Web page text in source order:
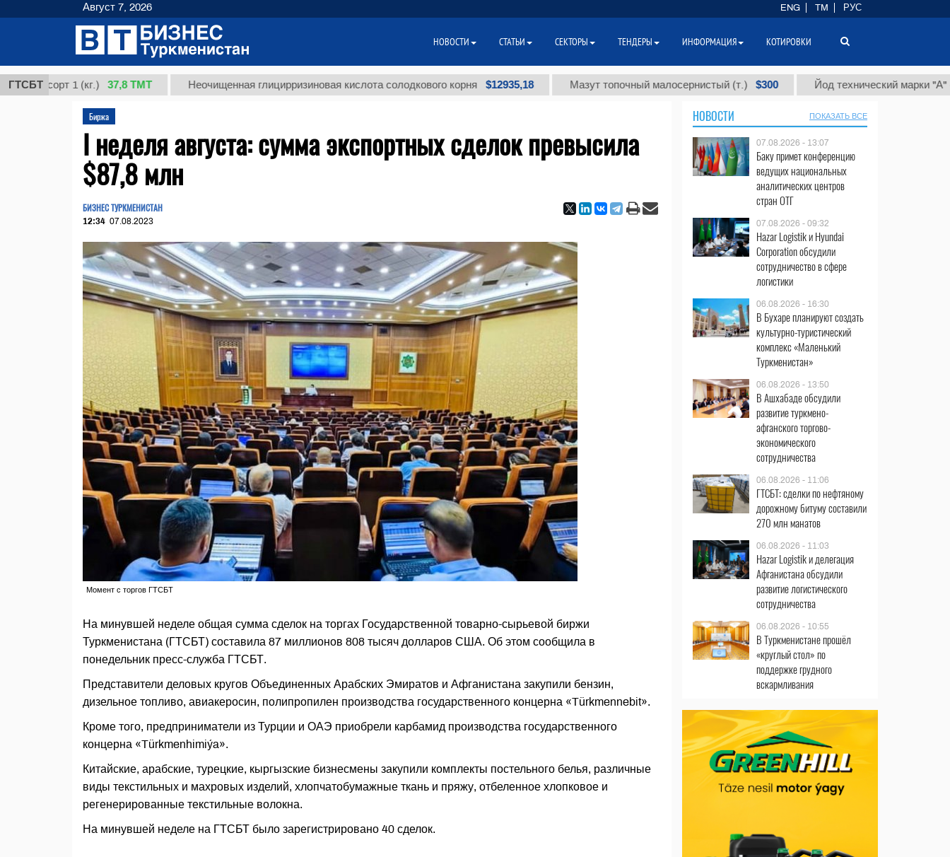
ГТСБТ
сорт 1 (кг.) 37,8 ТМТ Неочищенная глицирризиновая кислота солодкового корня $12935,18 Мазут топочный малосернистый (т.) $300 Йод технический марки "А" (т.)
Биржа
I неделя августа: сумма экспортных сделок превысила
$87,8 млн
БИЗНЕС ТУРКМЕНИСТАН
12:34 07.08.2023
Момент с торгов ГТСБТ
На минувшей неделе общая сумма сделок на торгах Государственной товарно-сырьевой биржи
Туркменистана (ГТСБТ) составила 87 миллионов 808 тысяч долларов США. Об этом сообщила в
понедельник пресс-служба ГТСБТ.
Представители деловых кругов Объединенных Арабских Эмиратов и Афганистана закупили бензин,
дизельное топливо, авиакеросин, полипропилен производства государственного концерна «Türkmennebit».
Кроме того, предприниматели из Турции и ОАЭ приобрели карбамид производства государственного
концерна «Türkmenhimiýa».
Китайские, арабские, турецкие, кыргызские бизнесмены закупили комплекты постельного белья, различные
виды текстильных и махровых изделий, хлопчатобумажные ткань и пряжу, отбеленное хлопковое и
регенерированные текстильные волокна.
На минувшей неделе на ГТСБТ было зарегистрировано 40 сделок.
НОВОСТИ ПОКАЗАТЬ ВСЕ
07.08.2026 - 13:07
Баку примет конференцию
ведущих национальных
аналитических центров
стран ОТГ
07.08.2026 - 09:32
Hazar Logistik и Hyundai
Corporation обсудили
сотрудничество в сфере
логистики
06.08.2026 - 16:30
В Бухаре планируют создать
культурно-туристический
комплекс «Маленький
Туркменистан»
06.08.2026 - 13:50
В Ашхабаде обсудили
развитие туркмено-
афганского торгово-
экономического
сотрудничества
06.08.2026 - 11:06
ГТСБТ: сделки по нефтяному
дорожному битуму составили
270 млн манатов
06.08.2026 - 11:03
Hazar Logistik и делегация
Афганистана обсудили
развитие логистического
сотрудничества
06.08.2026 - 10:55
В Туркменистане прошёл
«круглый стол» по
поддержке грудного
вскармливания
Август 7, 2026 ENG TM РУС
НОВОСТИ СТАТЬИ СЕКТОРЫ ТЕНДЕРЫ ИНФОРМАЦИЯ КОТИРОВКИ